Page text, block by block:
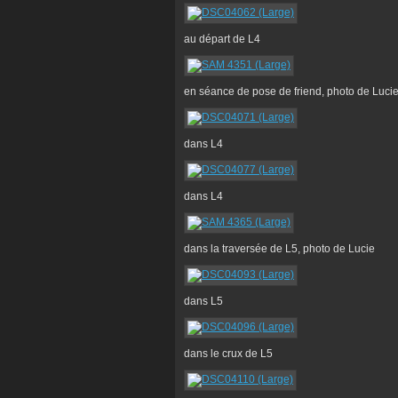
au départ de L4
en séance de pose de friend, photo de Lucie
dans L4
dans L4
dans la traversée de L5, photo de Lucie
dans L5
dans le crux de L5